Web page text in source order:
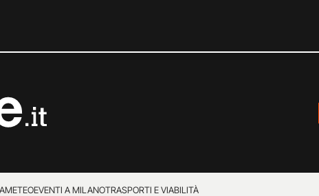
METEOEVENTI A MILANOTRASPORTI E VIABILITÀ